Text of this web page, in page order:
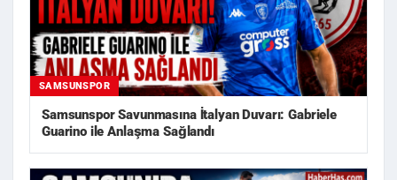
SAMSUNSPOR
Samsunspor Savunmasına İtalyan Duvarı: Gabriele
Guarino ile Anlaşma Sağlandı